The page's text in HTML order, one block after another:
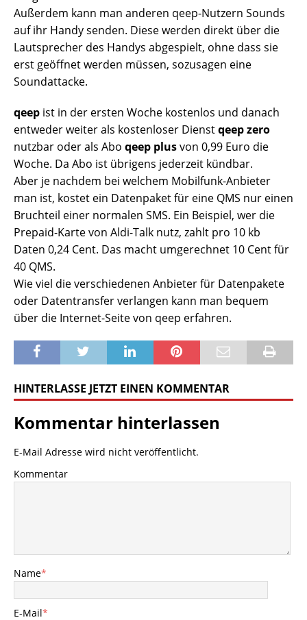
Außerdem kann man anderen qeep-Nutzern Sounds
auf ihr Handy senden. Diese werden direkt über die
Lautsprecher des Handys abgespielt, ohne dass sie
erst geöffnet werden müssen, sozusagen eine
Soundattacke.
qeep ist in der ersten Woche kostenlos und danach
entweder weiter als kostenloser Dienstqeep zero
nutzbar oder als Abo qeep plusvon 0,99 Euro die
Woche. Da Abo ist übrigens jederzeit kündbar.
Aber je nachdem bei welchem Mobilfunk-Anbieter
man ist, kostet ein Datenpaket für eine QMS nur einen
Bruchteil einer normalen SMS. Ein Beispiel, wer die
Prepaid-Karte von Aldi-Talk nutz, zahlt pro 10 kb
Daten 0,24 Cent. Das macht umgerechnet 10 Cent für
40 QMS.
Wie viel die verschiedenen Anbieter für Datenpakete
oder Datentransfer verlangen kann man bequem
über die Internet-Seite von qeep erfahren.
HINTERLASSE JETZT EINEN KOMMENTAR
Kommentar hinterlassen
E-Mail Adresse wird nicht veröffentlicht.
Kommentar
Name*
E-Mail*